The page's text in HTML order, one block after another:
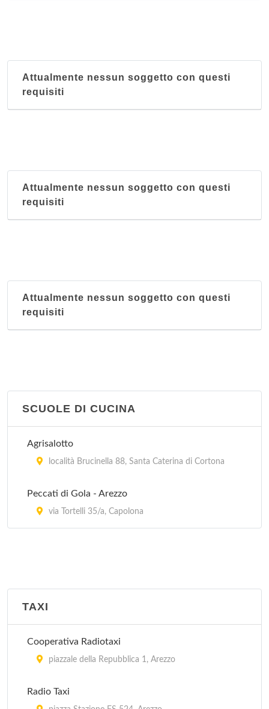
Attualmente nessun soggetto con questi
requisiti
Attualmente nessun soggetto con questi
requisiti
Attualmente nessun soggetto con questi
requisiti
SCUOLE DI CUCINA
Agrisalotto
località Brucinella 88, Santa Caterina di Cortona
Peccati di Gola - Arezzo
via Tortelli 35/a, Capolona
TAXI
Cooperativa Radiotaxi
piazzale della Repubblica 1, Arezzo
Radio Taxi